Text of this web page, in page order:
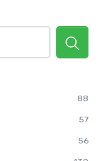
88
57
56